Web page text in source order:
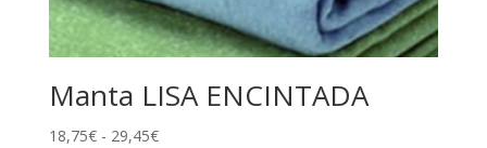
Manta LISA ENCINTADA
18,75€ - 29,45€Rango